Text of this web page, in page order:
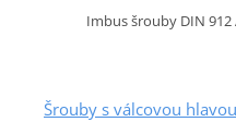
Imbus šrouby DIN 912
Šrouby s válcovou